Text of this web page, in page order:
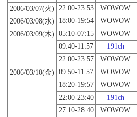
2006/03/07(火)
22:00-23:53 WOWOW
2006/03/08(水)
18:00-19:54 WOWOW
2006/03/09(木) 05:10-07:15 WOWOW
09:40-11:57
191ch
22:00-23:57
WOWOW
2006/03/10(金) 09:50-11:57 WOWOW
18:20-19:57
WOWOW
22:00-23:40
191ch
27:10-28:40
WOWOW